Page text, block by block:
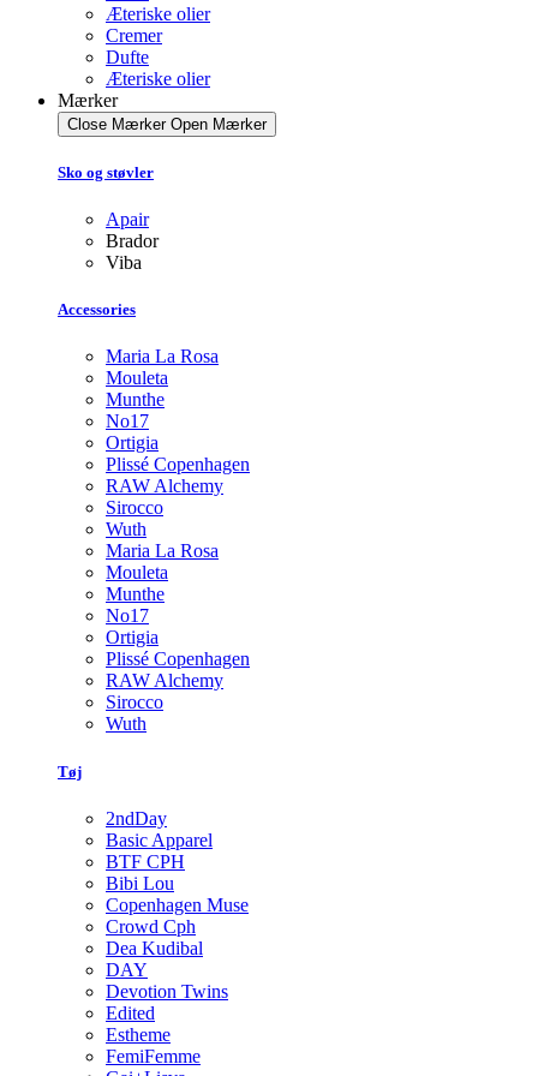
Æteriske olier
Cremer
Dufte
Æteriske olier
Mærker
Close Mærker Open Mærker
Sko og støvler
Apair
Brador
Viba
Accessories
Maria La Rosa
Mouleta
Munthe
No17
Ortigia
Plissé Copenhagen
RAW Alchemy
Sirocco
Wuth
Maria La Rosa
Mouleta
Munthe
No17
Ortigia
Plissé Copenhagen
RAW Alchemy
Sirocco
Wuth
Tøj
2ndDay
Basic Apparel
BTF CPH
Bibi Lou
Copenhagen Muse
Crowd Cph
Dea Kudibal
DAY
Devotion Twins
Edited
Estheme
FemiFemme